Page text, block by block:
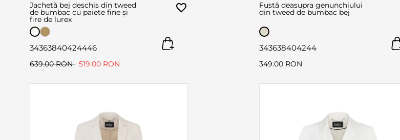
Jachetă bej deschis din tweed
de bumbac cu paiete fine și
fire de lurex
34363840424446
639.00 RON 519.00 RON
Fustă deasupra genunchiului
din tweed de bumbac bej
343638404244
349.00 RON